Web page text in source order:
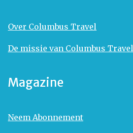
Over Columbus Travel
De missie van Columbus Travel
Magazine
Neem Abonnement